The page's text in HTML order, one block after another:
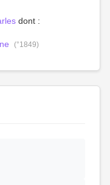
dont :
(°1849)